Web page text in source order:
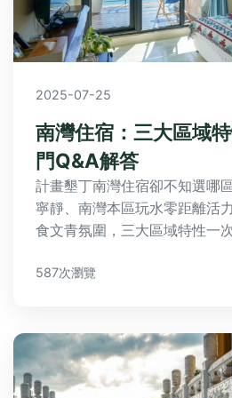
2025-07-25
南灣住宿：三大區域
門Q&A解答
計畫墾丁南灣住宿卻不知選哪
寧靜、南灣本區玩水零距離活
食文青氛圍，三大區域特性一
次旅遊困擾，讓旅程更完美無憂
587次瀏覽